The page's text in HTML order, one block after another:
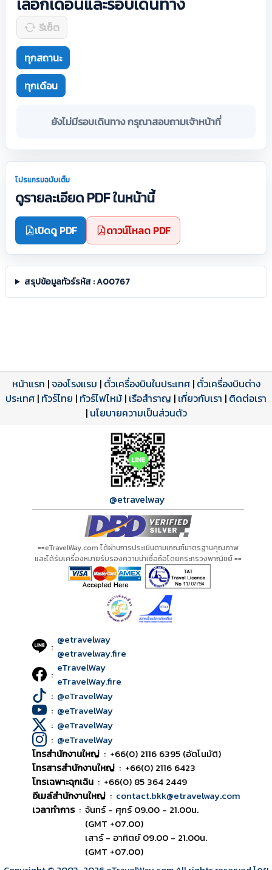
รีเซ็ต
ทุกสถานะ
ทุกเดือน
ยังไม่มีรอบเดินทาง กรุณาสอบถามเจ้าหน้าที่
โปรแกรมฉบับเต็ม
ดูรายละเอียด PDF ในหน้านี้
เปิดดู PDF ดาวน์โหลด PDF
สรุปข้อมูลทัวร์รหัส : A00767
โปรแกรมทัวร์
ดาวน์โหลด PDF
รีวิวลูกค้าจริง
รีวิวจาก eTravelWay
เปิดหน้าเต็ม
ใบอนุญาตนำเที่ยว
เลขที่ 11/11450
เปิดหน้าเต็ม
หน้าแรก |จองโรงแรม | ตั๋วเครื่องบินในประเทศ| ตั๋วเครื่องบินต่าง
ประเทศ | ทัวร์ไทย | ทัวร์ไฟไหม้ | เรือสำราญ | เกี่ยวกับเรา | ติดต่อเรา
| นโยบายความเป็นส่วนตัว
@etravelway
==eTravelWay.com ได้ผ่านการประเมินตามเกณฑ์มาตรฐานคุณภาพ
และได้รับเครื่องหมายรับรองความน่าเชื่อถือโดยกระทรวงพาณิชย์ ==
: @etravelway
@etravelway.fire
: eTravelWay
eTravelWay.fire
: @eTravelWay
: @eTravelWay
: @eTravelWay
: @eTravelWay
โทรสำนักงานใหญ่ : +66(0) 2116 6395 (อัตโนมัติ)
โทรสารสำนักงานใหญ่ : +66(0) 2116 6423
โทรเฉพาะฉุกเฉิน : +66(0) 85 364 2449
อีเมล์สำนักงานใหญ่ : contact.bkk@etravelway.com
เวลาทำการ : จันทร์ - ศุกร์ 09.00 - 21.00น.
(GMT +07.00)
เสาร์ - อาทิตย์ 09.00 - 21.00น.
(GMT +07.00)